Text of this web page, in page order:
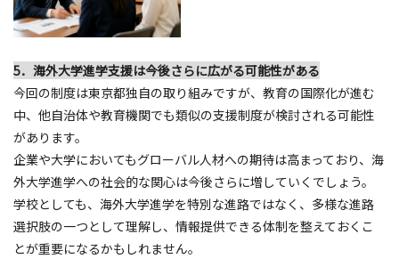
5．海外大学進学支援は今後さらに広がる可能性がある
今回の制度は東京都独自の取り組みですが、教育の国際化が進む
中、他自治体や教育機関でも類似の支援制度が検討される可能性
があります。
企業や大学においてもグローバル人材への期待は高まっており、海
外大学進学への社会的な関心は今後さらに増していくでしょう。
学校としても、海外大学進学を特別な進路ではなく、多様な進路
選択肢の一つとして理解し、情報提供できる体制を整えておくこ
とが重要になるかもしれません。